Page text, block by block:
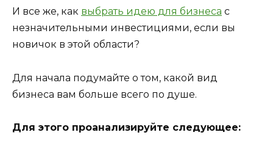
И все же, как выбрать идею для бизнеса с
незначительными инвестициями, если вы
новичок в этой области?
Для начала подумайте о том, какой вид
бизнеса вам больше всего по душе.
Для этого проанализируйте следующее: